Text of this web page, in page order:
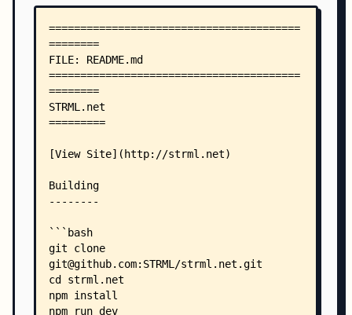
    ├── work.txt
    ├── .babelrc
    ├── .eslintrc
    └── lib/
        ├── getPrefix.js
        ├── replaceURLs.js
        └── writeChar.js